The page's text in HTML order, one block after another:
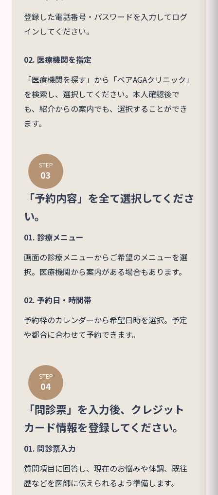
登録した電話番号・パスワードを入力してログ
インしてください。
02. 医療機関を指定
「医療機関を探す」から「ベアAGAクリニック」
を検索し、選択してください。本人確認後で
も、紹介からの案内でも、選択することができ
ます。
STEP
03
「予約内容」を全て選択してくださ
い。
01. 診療メニュー
画面の診療メニューからご希望のメニューを選
択。医療機関から案内がある場合もあります。
02. 予約日・時間帯
予約枠のカレンダーから希望日時を選択。予定
や都合に合わせて予約できます。
STEP
04
「問診票」を入力後、クレジット
カード情報を登録してください。
01. 問診票入力
質問項目に回答し、現在のお悩みや体調、既往
歴などを医師に伝えられるよう準備します。